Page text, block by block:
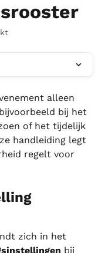
alleen
bij het
of het tijdelijk
handleiding legt
regelt voor
zich in het
bij